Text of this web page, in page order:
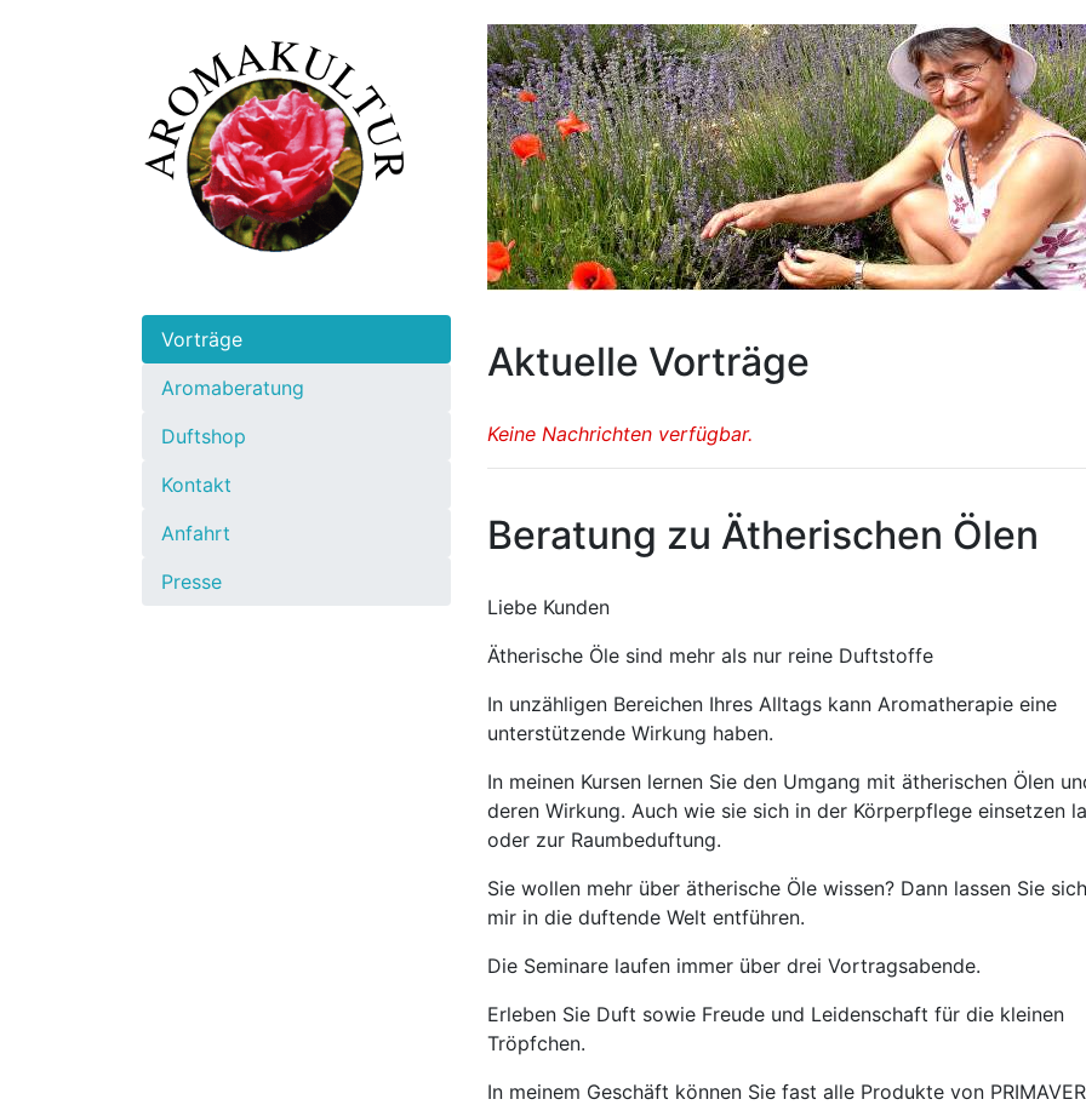
Vorträge
Aromaberatung
Duftshop
Kontakt
Anfahrt
Presse
Aktuelle Vorträge
Keine Nachrichten verfügbar.
Beratung zu Ätherischen Ölen
Liebe Kunden
Ätherische Öle sind mehr als nur reine Duftstoffe
In unzähligen Bereichen Ihres Alltags kann Aromatherapie eine
unterstützende Wirkung haben.
In meinen Kursen lernen Sie den Umgang mit ätherischen Ölen
deren Wirkung. Auch wie sie sich in der Körperpflege einsetzen
oder zur Raumbeduftung.
Sie wollen mehr über ätherische Öle wissen? Dann lassen Sie
mir in die duftende Welt entführen.
Die Seminare laufen immer über drei Vortragsabende.
Erleben Sie Duft sowie Freude und Leidenschaft für die kleinen
Tröpfchen.
In meinem Geschäft können Sie fast alle Produkte von